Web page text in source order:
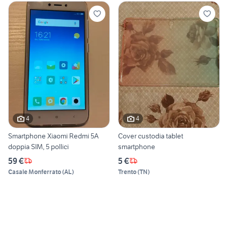
4
Smartphone Xiaomi Redmi 5A
doppia SIM, 5 pollici
59 €
Casale Monferrato(AL)
4
Cover custodia tablet
smartphone
5 €
Trento(TN)